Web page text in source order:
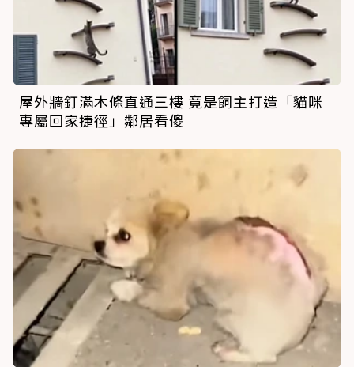
屋外牆釘滿木條直通三樓 竟是飼主打造「貓咪
專屬回家捷徑」鄰居看傻